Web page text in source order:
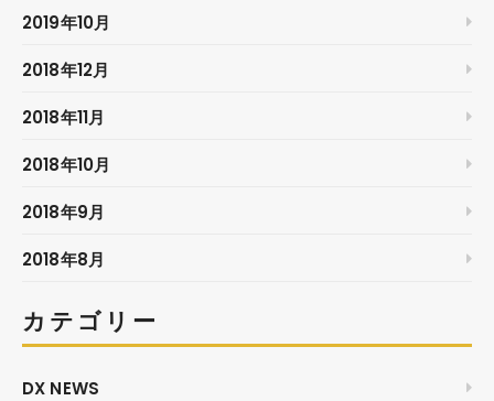
2019年10月
2018年12月
2018年11月
2018年10月
2018年9月
2018年8月
カテゴリー
DX NEWS